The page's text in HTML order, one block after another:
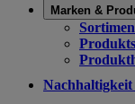
Marken &
Nachhaltigkeit